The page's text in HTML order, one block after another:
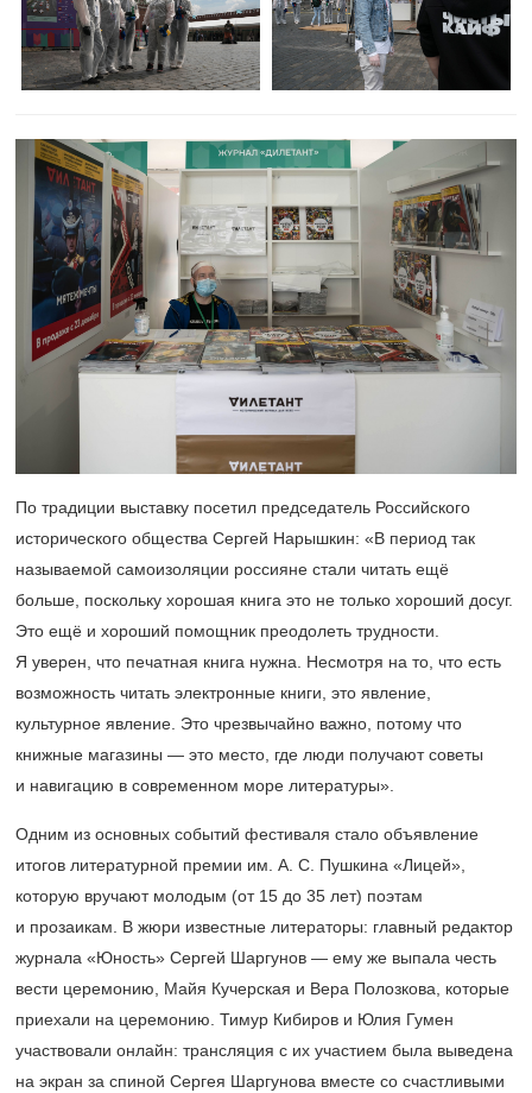
По традиции выставку посетил председатель Российского
исторического общества Сергей Нарышкин: «В период так
называемой самоизоляции россияне стали читать ещё
больше, поскольку хорошая книга это не только хороший досуг.
Это ещё и хороший помощник преодолеть трудности.
Я уверен, что печатная книга нужна. Несмотря на то, что есть
возможность читать электронные книги, это явление,
культурное явление. Это чрезвычайно важно, потому что
книжные магазины — это место, где люди получают советы
и навигацию в современном море литературы».
Одним из основных событий фестиваля стало объявление
итогов литературной премии им. А. С. Пушкина «Лицей»,
которую вручают молодым (от 15 до 35 лет) поэтам
и прозаикам. В жюри известные литераторы: главный редактор
журнала «Юность» Сергей Шаргунов — ему же выпала честь
вести церемонию, Майя Кучерская и Вера Полозкова, которые
приехали на церемонию. Тимур Кибиров и Юлия Гумен
участвовали онлайн: трансляция с их участием была выведена
на экран за спиной Сергея Шаргунова вместе со счастливыми